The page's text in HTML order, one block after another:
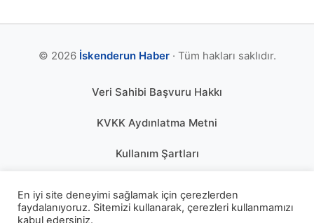
© 2026 İskenderun Haber· Tüm hakları saklıdır.
Veri Sahibi Başvuru Hakkı
KVKK Aydınlatma Metni
Kullanım Şartları
Çerez Politikası
En iyi site deneyimi sağlamak için çerezlerden
faydalanıyoruz. Sitemizi kullanarak, çerezleri kullanmamızı
kabul edersiniz.